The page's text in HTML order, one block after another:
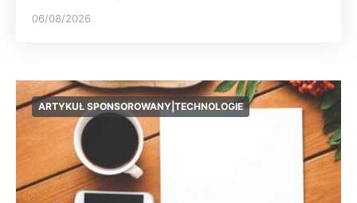
06/08/2026
ARTYKUŁ SPONSOROWANY|TECHNOLOGIE